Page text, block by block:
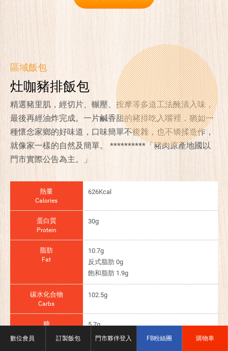
數位會員 訂製飯包 門市夥伴登入 FB粉絲團 購物車
區域飯包
灶咖豬排飯包
精選豬里肌，經切片、輾壓、按摩等多道工法醃漬入味，
最後再經油炸完成。一片鹹香甜的豬排吃入嘴裡，猶如一
種懷念家鄉的好味道，口味簡單不複雜，也不矯揉造作，
就像家一樣的自然及簡單。 **********「豬肉原產地國以
門市實際公告為主。」
熱量
Calories
626Kcal
蛋白質
Protein
30g
脂肪
Fat
10.7g
反式脂肪 0g
飽和脂肪 1.9g
碳水化合物
Carbs
102.5g
糖 5.7g